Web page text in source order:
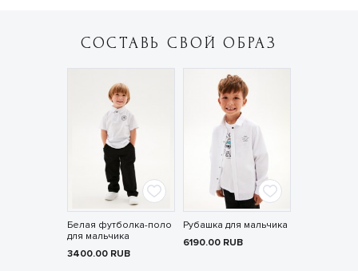
СОСТАВЬ СВОЙ ОБРАЗ
Белая футболка-поло
для мальчика
3400.00 RUB
Рубашка для мальчика
6190.00 RUB